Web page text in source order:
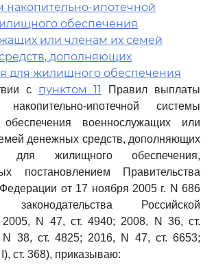
накопительно-ипотечной
обеспечения
или членам их семей
дополняющих
для жилищного обеспечения
с пунктом 11
Правил выплаты
накопительно-ипотечной системы
военнослужащих или
денежных средств, дополняющих
для жилищного обеспечения,
постановлением Правительства
от 17 ноября 2005 г. N 686
законодательства Российской
N 47, ст. 4940; 2008, N 36, ст.
38, ст. 4825; 2016, N 47, ст. 6653;
ст. 368), приказываю: